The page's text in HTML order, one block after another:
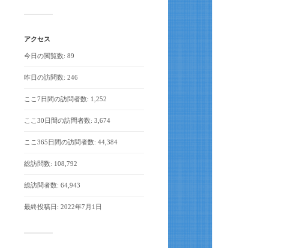
アクセス
今日の閲覧数: 89
昨日の訪問数: 246
ここ7日間の訪問者数: 1,252
ここ30日間の訪問者数: 3,674
ここ365日間の訪問者数: 44,384
総訪問数: 108,792
総訪問者数: 64,943
最終投稿日: 2022年7月1日